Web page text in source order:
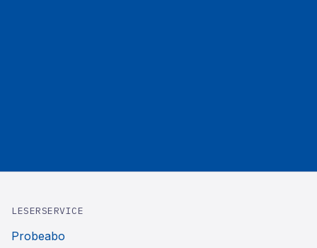
LESERSERVICE
Probeabo